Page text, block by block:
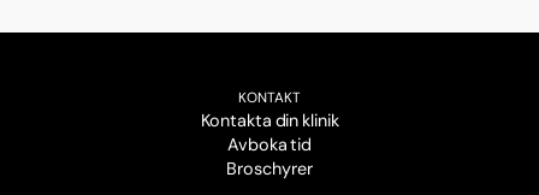
KONTAKT
Kontakta din klinik
Avboka tid
Broschyrer